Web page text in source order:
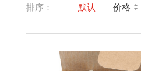
排序： 默认 价格